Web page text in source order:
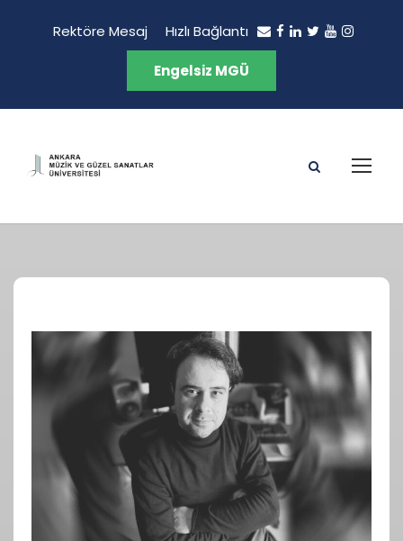
Rektöre Mesaj Hızlı Bağlantı
Engelsiz MGÜ